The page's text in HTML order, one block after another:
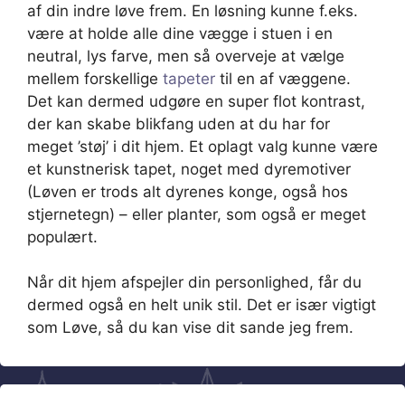
af din indre løve frem. En løsning kunne f.eks.
være at holde alle dine vægge i stuen i en
neutral, lys farve, men så overveje at vælge
mellem forskellige tapeter til en af væggene.
Det kan dermed udgøre en super flot kontrast,
der kan skabe blikfang uden at du har for
meget ’støj’ i dit hjem. Et oplagt valg kunne være
et kunstnerisk tapet, noget med dyremotiver
(Løven er trods alt dyrenes konge, også hos
stjernetegn) – eller planter, som også er meget
populært.
Når dit hjem afspejler din personlighed, får du
dermed også en helt unik stil. Det er især vigtigt
som Løve, så du kan vise dit sande jeg frem.